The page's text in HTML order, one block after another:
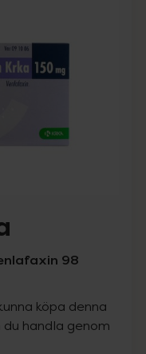
98
köpa denna
handla genom